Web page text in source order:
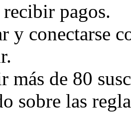
pagos.
y conectarse
más de 80
sobre las